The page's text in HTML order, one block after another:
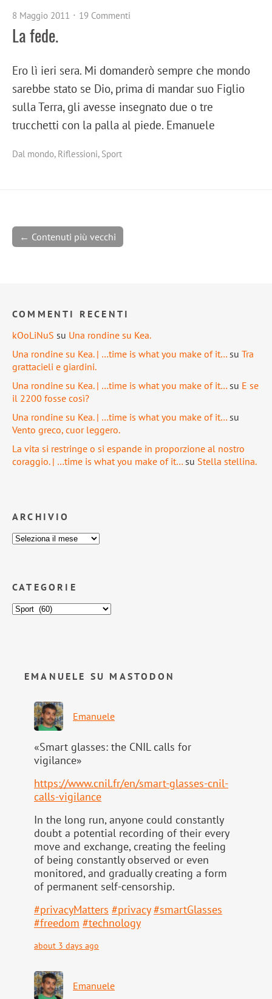
8 Maggio 2011 19 Commenti
La fede.
Ero lì ieri sera. Mi domanderò sempre che mondo
sarebbe stato se Dio, prima di mandar suo Figlio
sulla Terra, gli avesse insegnato due o tre
trucchetti con la palla al piede. Emanuele
Dal mondo, Riflessioni, Sport
← Contenuti più vecchi
COMMENTI RECENTI
kOoLiNuS su Una rondine su Kea.
Una rondine su Kea. | …time is what you make of it… su Tra
grattacieli e giardini.
Una rondine su Kea. | …time is what you make of it… su E se
il 2200 fosse così?
Una rondine su Kea. | …time is what you make of it… su
Vento greco, cuor leggero.
La vita si restringe o si espande in proporzione al nostro
coraggio. | …time is what you make of it… su Stella stellina.
ARCHIVIO
CATEGORIE
EMANUELE SU MASTODON
Emanuele
«Smart glasses: the CNIL calls for
vigilance»
https://www.cnil.fr/en/smart-glasses-cnil-
calls-vigilance
In the long run, anyone could constantly
doubt a potential recording of their every
move and exchange, creating the feeling
of being constantly observed or even
monitored, and gradually creating a form
of permanent self-censorship.
#privacyMatters #privacy #smartGlasses
#freedom #technology
about 3 days ago
Emanuele